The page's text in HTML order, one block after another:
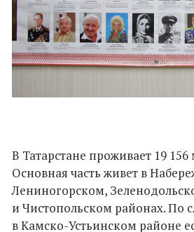
В Татарстане проживает 19
Основная часть живет в
Лениногорском,
и Чистопольском районах. По
в Камско-Устьинском районе